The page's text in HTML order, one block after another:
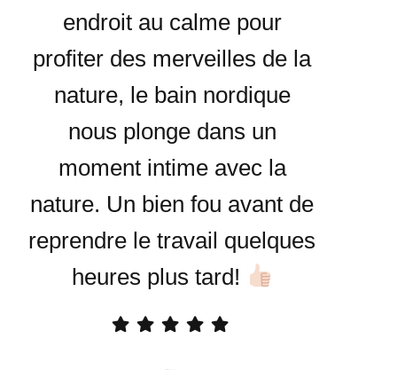
endroit au calme pour
profiter des merveilles de la
nature, le bain nordique
nous plonge dans un
moment intime avec la
nature. Un bien fou avant de
reprendre le travail quelques
heures plus tard!